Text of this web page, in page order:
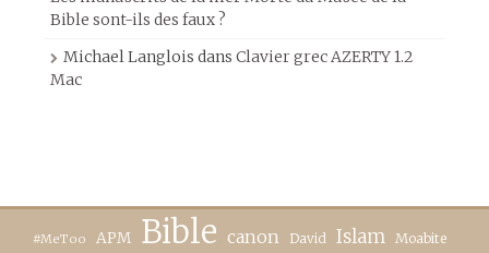
Bible sont-ils des faux ?
Michael Langlois dans Clavier grec AZERTY 1.2
Mac
#MeToo APM Bible canon David Islam Moabite